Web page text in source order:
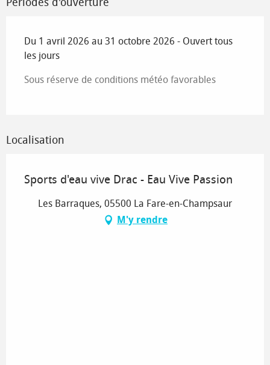
Du 1 avril 2026 au 31 octobre 2026 - Ouvert tous
les jours
Sous réserve de conditions météo favorables
Localisation
Sports d'eau vive Drac - Eau Vive Passion
Les Barraques, 05500 La Fare-en-Champsaur
M'y rendre